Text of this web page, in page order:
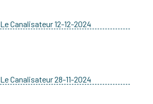
Le Canalisateur 12-12-2024
Le Canalisateur 28-11-2024